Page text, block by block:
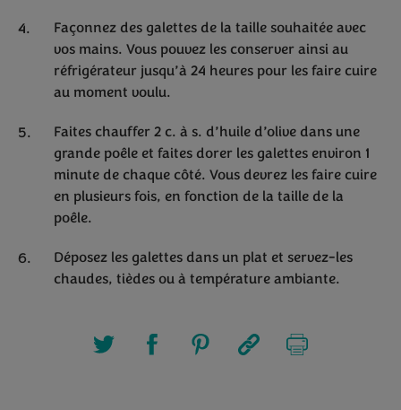
Façonnez des galettes de la taille souhaitée avec
vos mains. Vous pouvez les conserver ainsi au
réfrigérateur jusqu’à 24 heures pour les faire cuire
au moment voulu.
Faites chauffer 2 c. à s. d’huile d’olive dans une
grande poêle et faites dorer les galettes environ 1
minute de chaque côté. Vous devrez les faire cuire
en plusieurs fois, en fonction de la taille de la
poêle.
Déposez les galettes dans un plat et servez-les
chaudes, tièdes ou à température ambiante.